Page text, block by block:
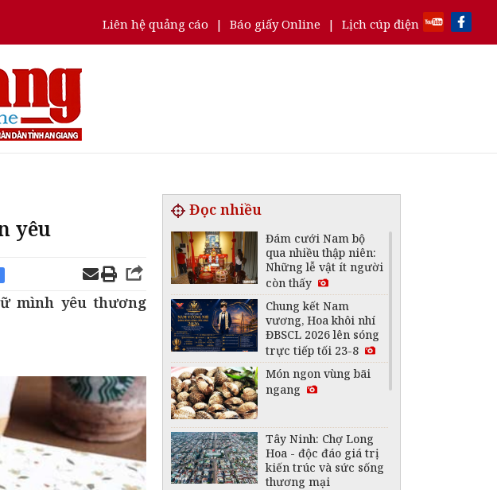
Liên hệ quảng cáo | Báo giấy Online | Lịch cúp điện
yêu
mình yêu thương
Đọc nhiều
Đám cưới Nam bộ
qua nhiều thập niên:
Những lễ vật ít người
còn thấy
Chung kết Nam
vương, Hoa khôi nhí
ĐBSCL 2026 lên sóng
trực tiếp tối 23-8
Món ngon vùng bãi
ngang
Tây Ninh: Chợ Long
Hoa - độc đáo giá trị
kiến trúc và sức sống
thương mại